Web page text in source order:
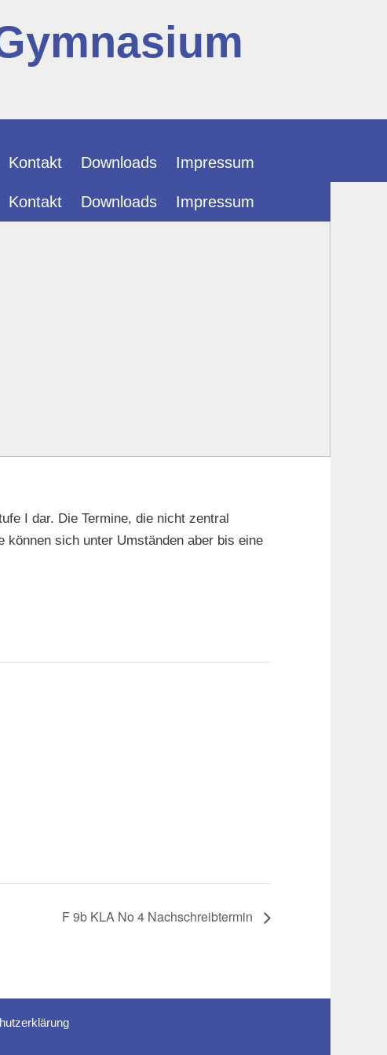
Kontakt Downloads Impressum
Kontakt Downloads Impressum
I dar. Die Termine, die nicht zentral
können sich unter Umständen aber bis eine
F 9b KLA No 4 Nachschreibtermin